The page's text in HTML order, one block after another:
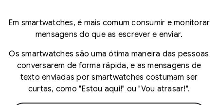
Em smartwatches, é mais comum consumir e monitorar
mensagens do que as escrever e enviar.
Os smartwatches são uma ótima maneira das pessoas
conversarem de forma rápida, e as mensagens de
texto enviadas por smartwatches costumam ser
curtas, como "Estou aqui!" ou "Vou atrasar!".